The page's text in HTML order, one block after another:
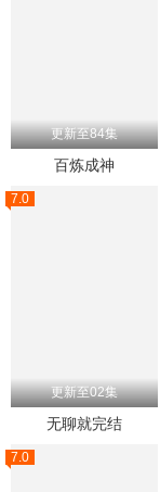
更新至84集
百炼成神
7.0
更新至02集
无聊就完结
7.0